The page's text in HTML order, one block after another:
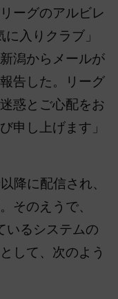
ーグのアルビレ
入りクラブ」
潟からメールが
告した。リーグ
惑とご心配をお
申し上げます」
降に配信され、
そのえうで、
いるシステムの
して、次のよう